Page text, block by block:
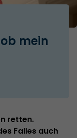
mein
retten.
Falles auch